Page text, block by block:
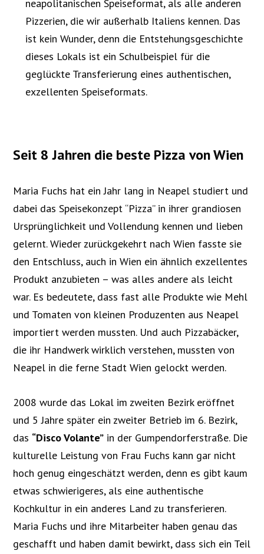
neapolitanischen Speiseformat, als alle anderen
Pizzerien, die wir außerhalb Italiens kennen. Das
ist kein Wunder, denn die Entstehungsgeschichte
dieses Lokals ist ein Schulbeispiel für die
geglückte Transferierung eines authentischen,
exzellenten Speiseformats.
Seit 8 Jahren die beste Pizza von Wien
Maria Fuchs hat ein Jahr lang in Neapel studiert und
dabei das Speisekonzept “Pizza” in ihrer grandiosen
Ursprünglichkeit und Vollendung kennen und lieben
gelernt. Wieder zurückgekehrt nach Wien fasste sie
den Entschluss, auch in Wien ein ähnlich exzellentes
Produkt anzubieten – was alles andere als leicht
war. Es bedeutete, dass fast alle Produkte wie Mehl
und Tomaten von kleinen Produzenten aus Neapel
importiert werden mussten. Und auch Pizzabäcker,
die ihr Handwerk wirklich verstehen, mussten von
Neapel in die ferne Stadt Wien gelockt werden.
2008 wurde das Lokal im zweiten Bezirk eröffnet
und 5 Jahre später ein zweiter Betrieb im 6. Bezirk,
das “Disco Volante” in der Gumpendorferstraße. Die
kulturelle Leistung von Frau Fuchs kann gar nicht
hoch genug eingeschätzt werden, denn es gibt kaum
etwas schwierigeres, als eine authentische
Kochkultur in ein anderes Land zu transferieren.
Maria Fuchs und ihre Mitarbeiter haben genau das
geschafft und haben damit bewirkt, dass sich ein Teil